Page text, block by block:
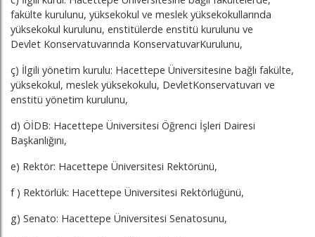
fakülte kurulunu, yüksekokul ve meslek yüksekokullarında
yüksekokul kurulunu, enstitülerde enstitü kurulunu ve
Devlet Konservatuvarında KonservatuvarKurulunu,
ç) İlgili yönetim kurulu: Hacettepe Üniversitesine bağlı fakülte,
yüksekokul, meslek yüksekokulu, DevletKonservatuvarı ve
enstitü yönetim kurulunu,
d) ÖİDB: Hacettepe Üniversitesi Öğrenci İşleri Dairesi
Başkanlığını,
e) Rektör: Hacettepe Üniversitesi Rektörünü,
f ) Rektörlük: Hacettepe Üniversitesi Rektörlüğünü,
g) Senato: Hacettepe Üniversitesi Senatosunu,